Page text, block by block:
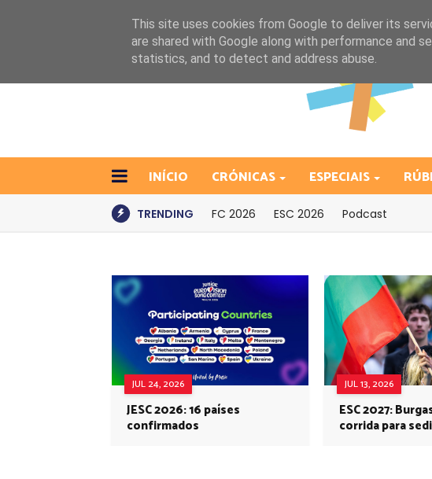
INÍCIO CRÓNICAS ESPECIAIS
TRENDING FC 2026 ESC 2026 Podcast
JUL 24, 2026
JESC 2026: 16 países
confirmados
JUL 13, 2026
ESC 2027:
corrida para
This site uses cookies from Google to deliver its
are shared with Google along with performance and
statistics, and to detect and address abuse.